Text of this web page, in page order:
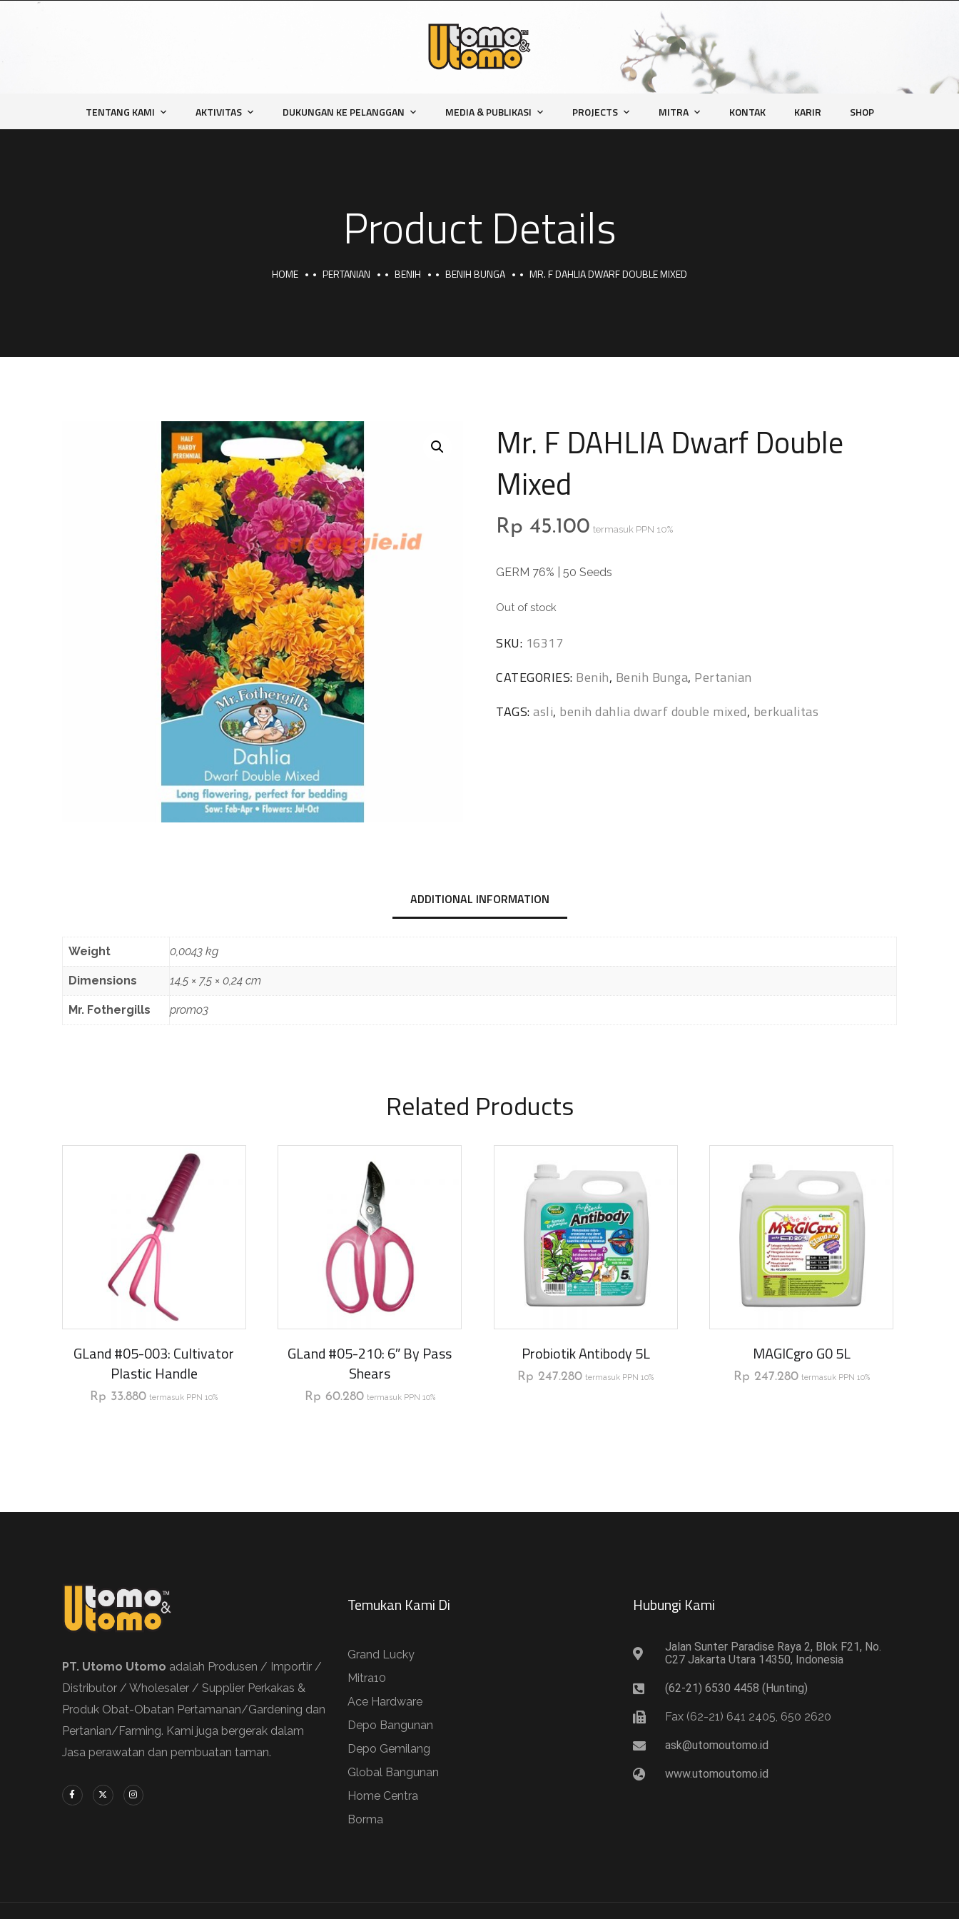
TENTANG KAMI AKTIVITAS DUKUNGAN KE PELANGGAN MEDIA & PUBLIKASI PROJECTS MITRA KONTAK KARIR SHOP
Product Details
HOME PERTANIAN BENIH BENIH BUNGA MR. F DAHLIA DWARF DOUBLE MIXED
Mr. F DAHLIA Dwarf Double
Mixed
Rp 45.100 termasuk PPN 10%
GERM 76% | 50 Seeds
Out of stock
SKU: 16317
CATEGORIES: Benih, Benih Bunga, Pertanian
TAGS:asli, benih dahlia dwarf double mixed, berkualitas
ADDITIONAL INFORMATION
Weight 0,0043 kg
Dimensions 14,5 × 7,5 × 0,24 cm
Mr. Fothergills promo3
Related Products
GLand #05-003: Cultivator
Plastic Handle
Rp 33.880 termasuk PPN 10%
GLand #05-210: 6″ By Pass
Shears
Rp 60.280 termasuk PPN 10%
Probiotik Antibody 5L
Rp 247.280 termasuk PPN 10%
MAGICgro G0 5L
Rp 247.280 termasuk PPN 10%
PT. Utomo Utomo adalah Produsen / Importir /
Distributor / Wholesaler / Supplier Perkakas &
Produk Obat-Obatan Pertamanan/Gardening dan
Pertanian/Farming. Kami juga bergerak dalam
Jasa perawatan dan pembuatan taman.
Temukan Kami Di
Grand Lucky
Mitra10
Ace Hardware
Depo Bangunan
Depo Gemilang
Global Bangunan
Home Centra
Borma
Hubungi Kami​
Jalan Sunter Paradise Raya 2, Blok F21, No.
C27 Jakarta Utara 14350, Indonesia
(62-21) 6530 4458 (Hunting)
Fax (62-21) 641 2405, 650 2620
ask@utomoutomo.id
www.utomoutomo.id